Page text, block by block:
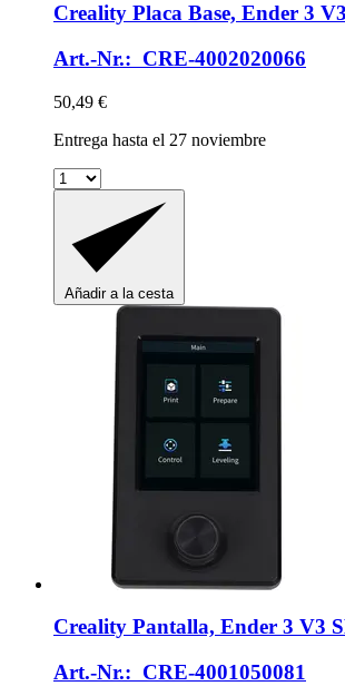
Creality Placa Base, Ender 3
Art.-Nr.: CRE-4002020066
50,49 €
Entrega hasta el 27 noviembre
Añadir a la cesta
Creality Pantalla, Ender 3 V3
Art.-Nr.: CRE-4001050081